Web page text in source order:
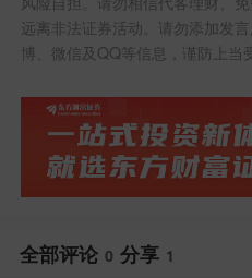
能萎缩，空头力量衰
跌
过了，跌不下去了
转暖。
始崛起。关键词:资金
远离非法证券活动。请勿添加发
博、微信及QQ等信息，谨防上当
全部评论 0 分享 1